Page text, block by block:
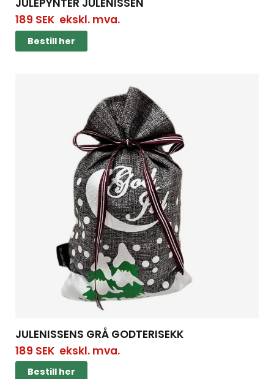
JULEPYNTER JULENISSEN
189 SEKekskl. mva.
Bestill her
JULENISSENS GRÅ GODTERISEKK
189 SEKekskl. mva.
Bestill her